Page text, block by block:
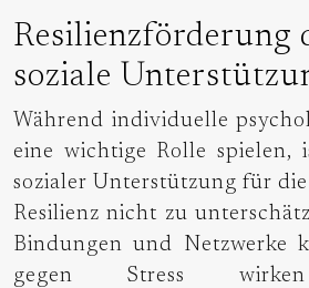
Resilienzförderung
soziale
Während individuelle
eine wichtige Rolle spielen,
sozialer Unterstützung für
Resilienz nicht zu
Bindungen und Netzwerke
gegen Stress